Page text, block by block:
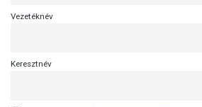
Vezetéknév
Keresztnév